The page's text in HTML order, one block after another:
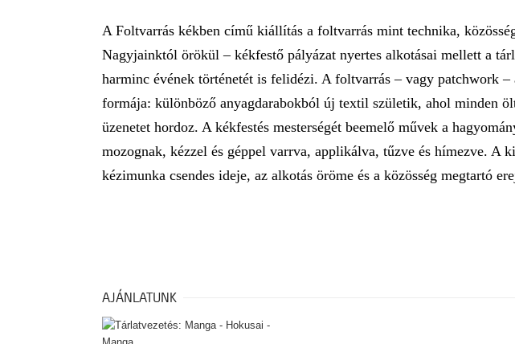
A Foltvarrás kékben című kiállítás a foltvarrás mint technika,
Nagyjainktól örökül – kékfestő pályázat nyertes alkotásai mellett a
harminc évének történetét is felidézi. A foltvarrás – vagy patchwork –
formája: különböző anyagdarabokból új textil születik, ahol minden
üzenetet hordoz. A kékfestés mesterségét beemelő művek a
mozognak, kézzel és géppel varrva, applikálva, tűzve és hímezve. A
kézimunka csendes ideje, az alkotás öröme és a közösség megtartó
AJÁNLATUNK